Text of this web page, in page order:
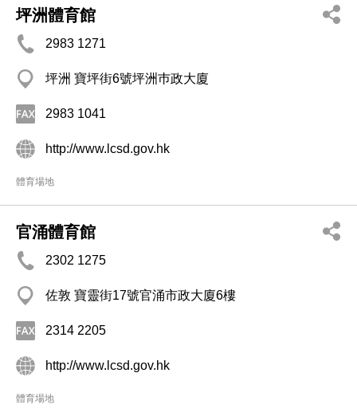
坪洲體育館
2983 1271
坪洲 寶坪街6號坪洲巿政大廈
2983 1041
http://www.lcsd.gov.hk
體育場地
官涌體育館
2302 1275
佐敦 寶靈街17號官涌市政大廈6樓
2314 2205
http://www.lcsd.gov.hk
體育場地